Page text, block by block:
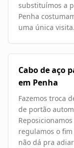
substituímos a
Penha
uma única visita.
Cabo de aço
em Penha
Fazemos troca
de portão
regulamos o
não dá pra